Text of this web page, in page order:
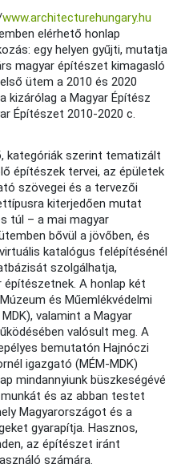
www.architecturehungary.hu
elérhető honlap
egy helyen gyűjti, mutatja
magyar építészet kimagasló
ütem a 2010 és 2020
kizárólag a Magyar Építész
Építészet 2010-2020 c.
kategóriák szerint tematizált
építészek tervei, az épületek
szövegei és a tervezői
kiterjedően mutat
túl – a mai magyar
bővül a jövőben, és
katalógus felépítésénél
szolgálhatja,
A honlap két
és Műemlékvédelmi
valamint a Magyar
valósult meg. A
bemutatón Hajnóczi
igazgató (MÉM-MDK)
mindannyiunk büszkeségévé
és az abban testet
Magyarországot és a
gyarapítja. Hasznos,
az építészet iránt
számára.